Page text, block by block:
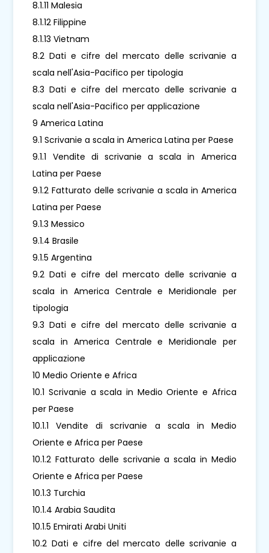
8.1.11 Malesia
8.1.12 Filippine
8.1.13 Vietnam
8.2 Dati e cifre del mercato delle scrivanie a
scala nell'Asia-Pacifico per tipologia
8.3 Dati e cifre del mercato delle scrivanie a
scala nell'Asia-Pacifico per applicazione
9 America Latina
9.1 Scrivanie a scala in America Latina per Paese
9.1.1 Vendite di scrivanie a scala in America
Latina per Paese
9.1.2 Fatturato delle scrivanie a scala in America
Latina per Paese
9.1.3 Messico
9.1.4 Brasile
9.1.5 Argentina
9.2 Dati e cifre del mercato delle scrivanie a
scala in America Centrale e Meridionale per
tipologia
9.3 Dati e cifre del mercato delle scrivanie a
scala in America Centrale e Meridionale per
applicazione
10 Medio Oriente e Africa
10.1 Scrivanie a scala in Medio Oriente e Africa
per Paese
10.1.1 Vendite di scrivanie a scala in Medio
Oriente e Africa per Paese
10.1.2 Fatturato delle scrivanie a scala in Medio
Oriente e Africa per Paese
10.1.3 Turchia
10.1.4 Arabia Saudita
10.1.5 Emirati Arabi Uniti
10.2 Dati e cifre del mercato delle scrivanie a